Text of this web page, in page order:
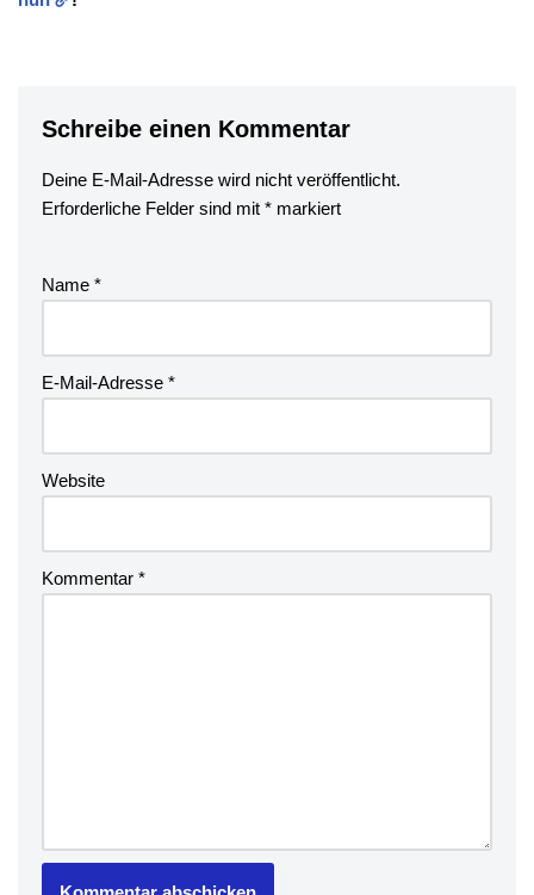
Schreibe einen Kommentar
Deine E-Mail-Adresse wird nicht veröffentlicht.
Erforderliche Felder sind mit * markiert
Name *
E-Mail-Adresse *
Website
Kommentar *